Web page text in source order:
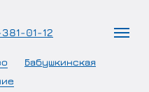
Бабушкинская
01-12